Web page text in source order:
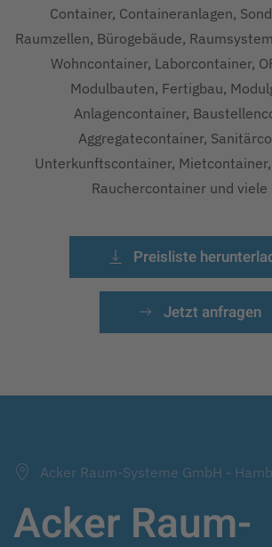
Container, Containeranlagen,
Raumzellen, Bürogebäude,
Wohncontainer, Laborcontainer,
Modulbauten, Fertigbau,
Anlagencontainer,
Aggregatecontainer,
Unterkunftscontainer,
Rauchercontainer und viele
Preisliste
Jetzt anfragen
Acker Raum-Systeme GmbH -
Acker Raum-